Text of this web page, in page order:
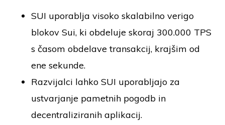
SUI uporablja visoko skalabilno verigo
blokov Sui, ki obdeluje skoraj 300.000 TPS
s časom obdelave transakcij, krajšim od
ene sekunde.
Razvijalci lahko SUI uporabljajo za
ustvarjanje pametnih pogodb in
decentraliziranih aplikacij.